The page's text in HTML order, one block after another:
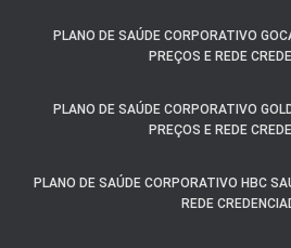
PLANO DE SAÚDE CORPORATIVO
PREÇOS E REDE
PLANO DE SAÚDE CORPORATIVO
PREÇOS E REDE
PLANO DE SAÚDE CORPORATIVO HBC
REDE